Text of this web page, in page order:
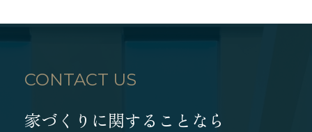
CONTACT US
家づくりに関することなら